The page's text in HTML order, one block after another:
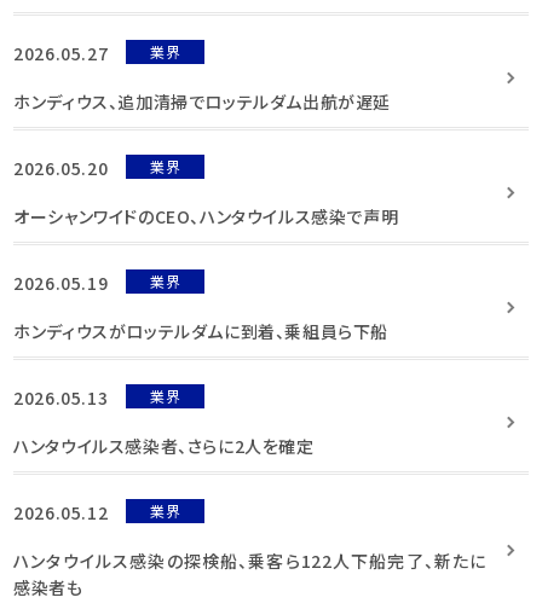
2026.05.27 業界
ホンディウス、追加清掃でロッテルダム出航が遅延
2026.05.20 業界
オーシャンワイドのCEO、ハンタウイルス感染で声明
2026.05.19 業界
ホンディウスがロッテルダムに到着、乗組員ら下船
2026.05.13 業界
ハンタウイルス感染者、さらに2人を確定
2026.05.12 業界
ハンタウイルス感染の探検船、乗客ら122人下船完了、新たに
感染者も